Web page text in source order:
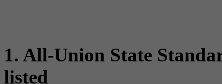
1. All-Union State
listed